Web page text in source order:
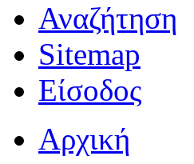
Αναζήτηση
Sitemap
Είσοδος
Αρχική